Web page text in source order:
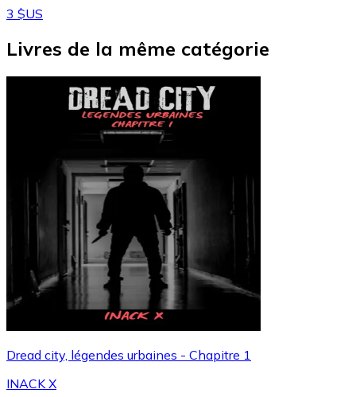
3 $US
Livres de la même catégorie
Dread city, légendes urbaines - Chapitre 1
INACK X